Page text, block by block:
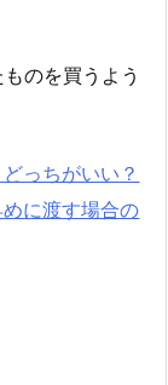
のを買うよう
っちがいい？
に渡す場合の